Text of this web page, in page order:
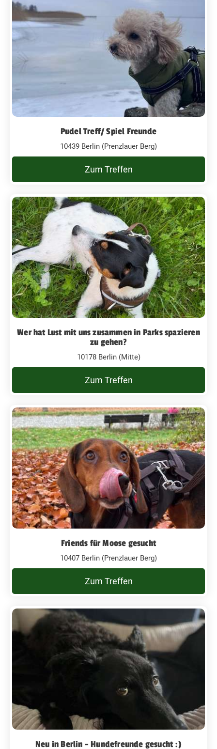
Pudel Treff/ Spiel Freunde
10439 Berlin (Prenzlauer Berg)
Zum Treffen
Wer hat Lust mit uns zusammen in Parks spazieren
zu gehen?
10178 Berlin (Mitte)
Zum Treffen
Friends für Moose gesucht
10407 Berlin (Prenzlauer Berg)
Zum Treffen
Neu in Berlin - Hundefreunde gesucht :)